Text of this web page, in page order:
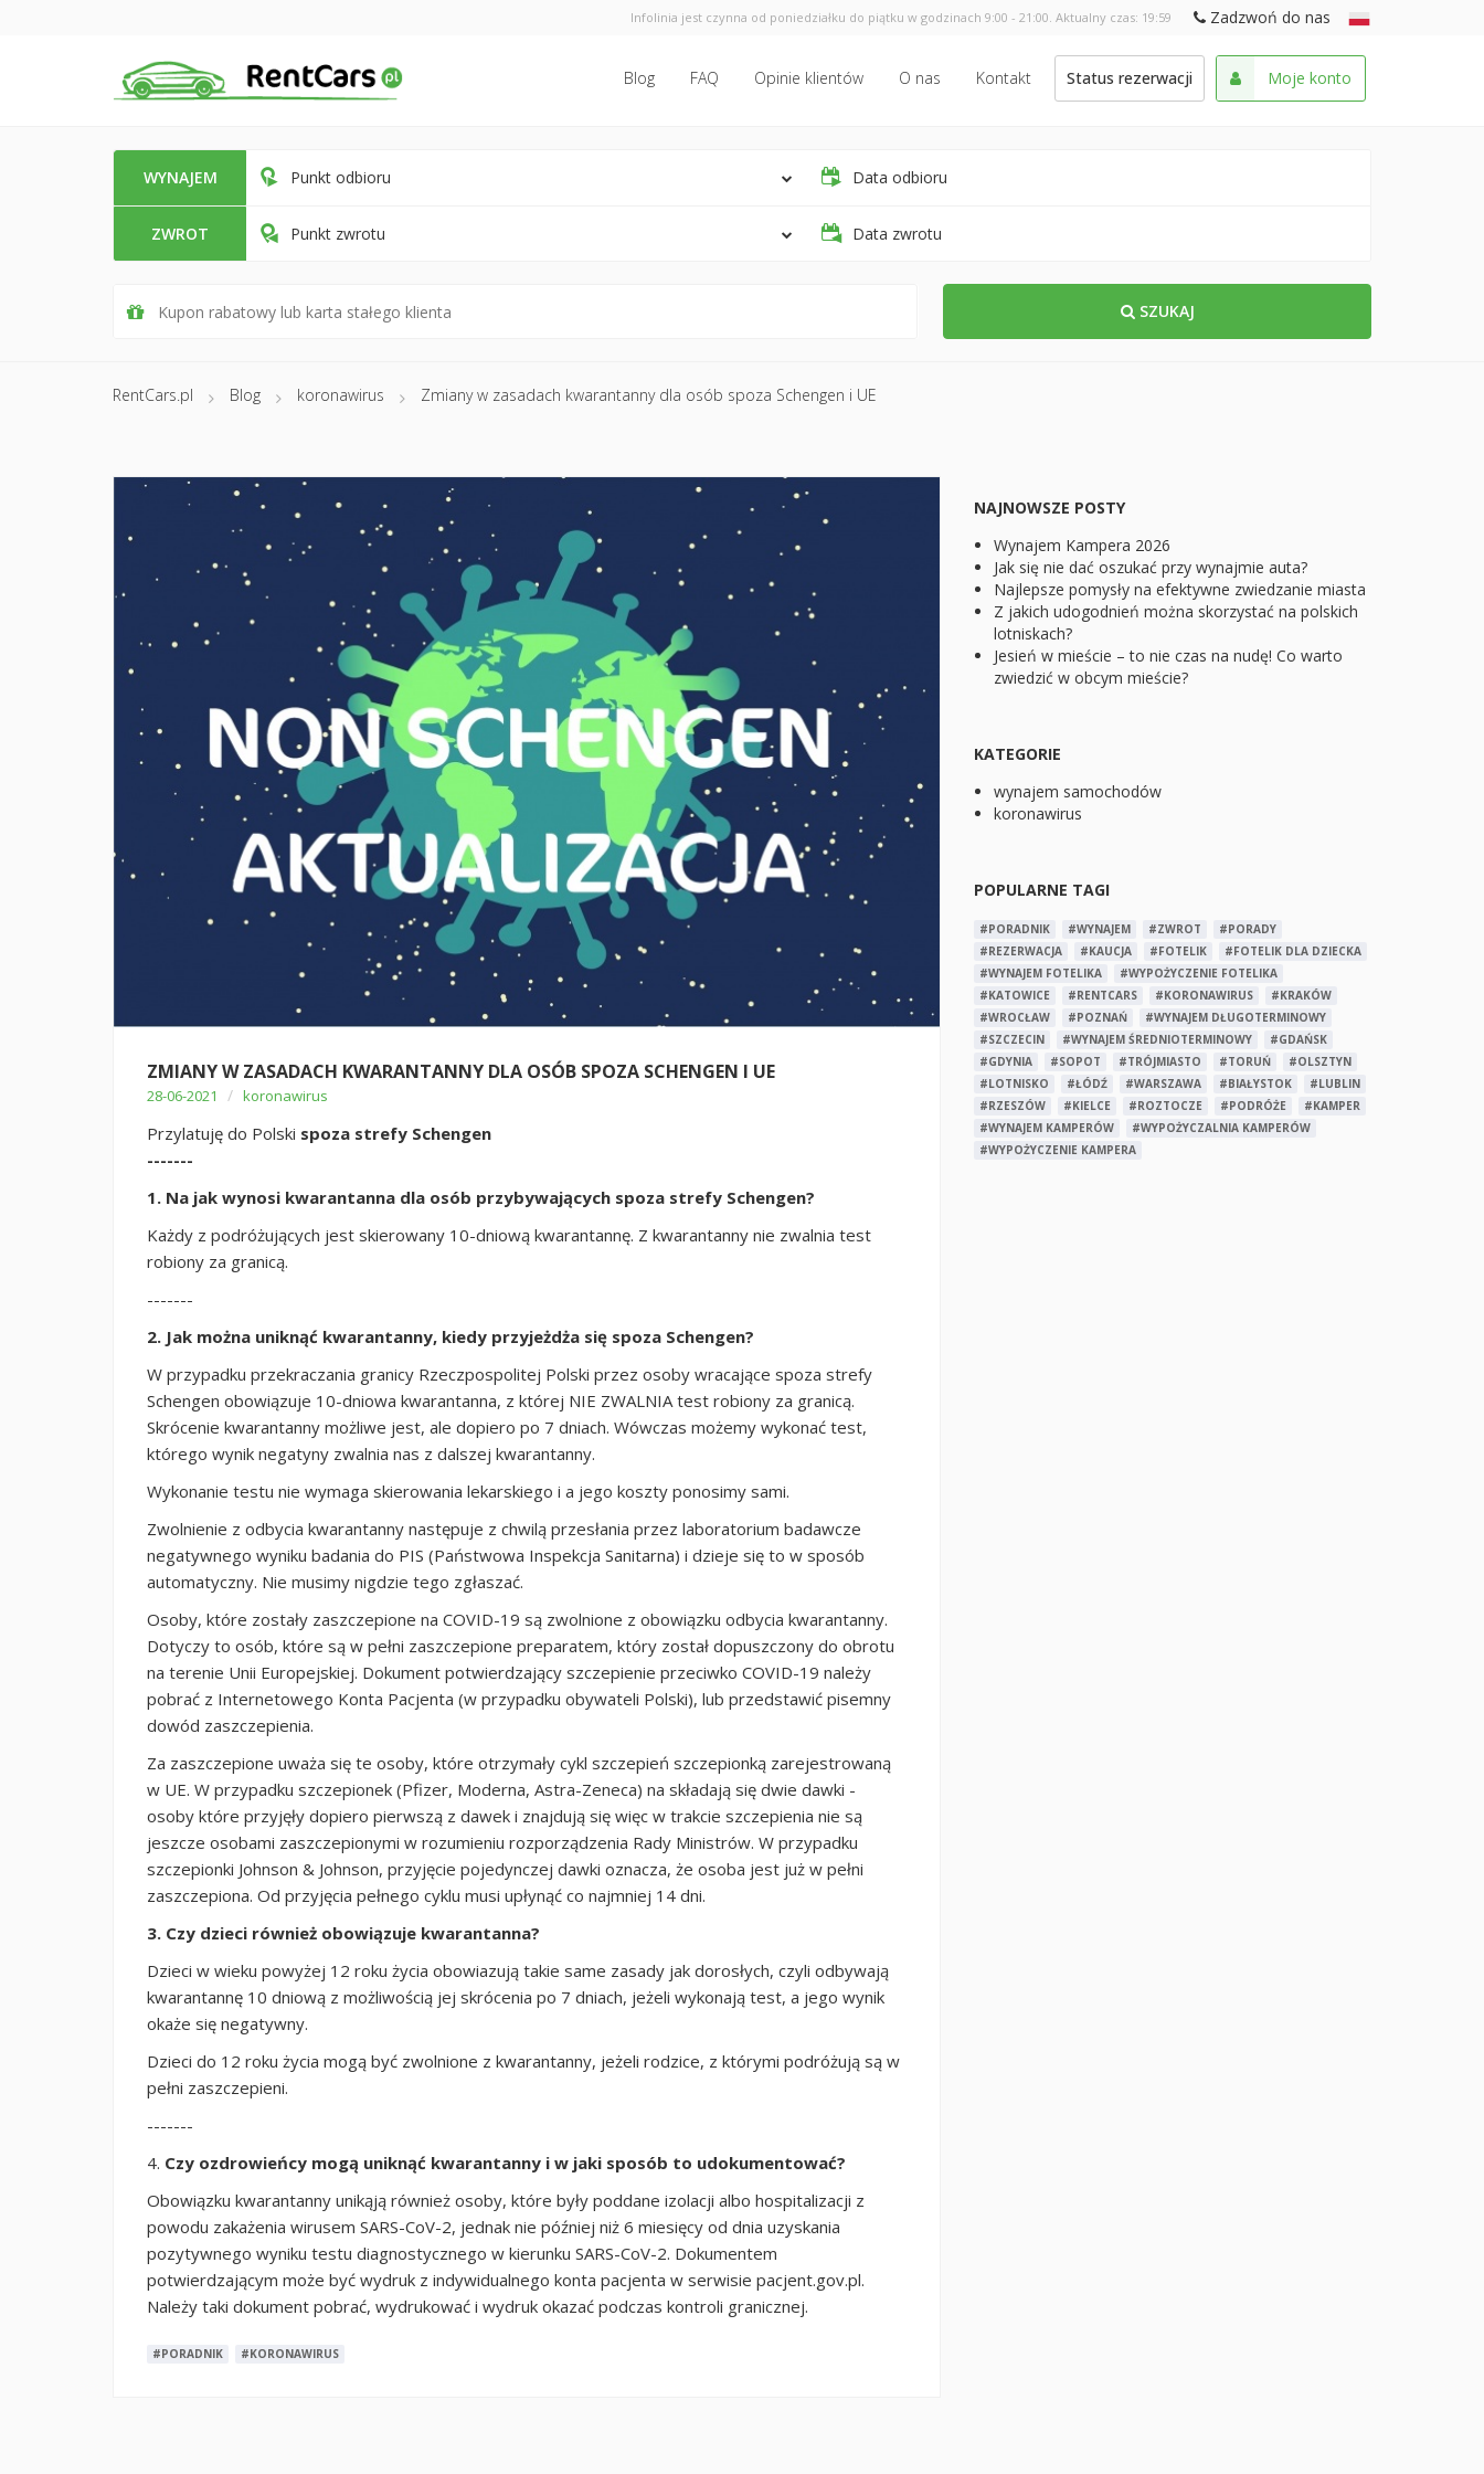
Infolinia jest czynna od poniedziałku do piątku w godzinach 9:00 - 21:00. Aktualny czas: 19:59 Zadzwoń do nas
Blog FAQ Opinie klientów O nas Kontakt Status rezerwacji Moje konto
WYNAJEM Punkt odbioru Data odbioru
ZWROT Punkt zwrotu Data zwrotu
SZUKAJ
RentCars.pl Blog koronawirus Zmiany w zasadach kwarantanny dla osób spoza Schengen i UE
ZMIANY W ZASADACH KWARANTANNY DLA OSÓB SPOZA SCHENGEN I UE
28-06-2021 / koronawirus
Przylatuję do Polski spoza strefy Schengen
-------
1. Na jak wynosi kwarantanna dla osób przybywających spoza strefy Schengen?
Każdy z podróżujących jest skierowany 10-dniową kwarantannę. Z kwarantanny nie zwalnia test
robiony za granicą.
-------
2. Jak można uniknąć kwarantanny, kiedy przyjeżdża się spoza Schengen?
W przypadku przekraczania granicy Rzeczpospolitej Polski przez osoby wracające spoza strefy
Schengen obowiązuje 10-dniowa kwarantanna, z której NIE ZWALNIA test robiony za granicą.
Skrócenie kwarantanny możliwe jest, ale dopiero po 7 dniach. Wówczas możemy wykonać test,
którego wynik negatyny zwalnia nas z dalszej kwarantanny.
Wykonanie testu nie wymaga skierowania lekarskiego i a jego koszty ponosimy sami.
Zwolnienie z odbycia kwarantanny następuje z chwilą przesłania przez laboratorium badawcze
negatywnego wyniku badania do PIS (Państwowa Inspekcja Sanitarna) i dzieje się to w sposób
automatyczny. Nie musimy nigdzie tego zgłaszać.
Osoby, które zostały zaszczepione na COVID-19 są zwolnione z obowiązku odbycia kwarantanny.
Dotyczy to osób, które są w pełni zaszczepione preparatem, który został dopuszczony do obrotu
na terenie Unii Europejskiej. Dokument potwierdzający szczepienie przeciwko COVID-19 należy
pobrać z Internetowego Konta Pacjenta (w przypadku obywateli Polski), lub przedstawić pisemny
dowód zaszczepienia.
Za zaszczepione uważa się te osoby, które otrzymały cykl szczepień szczepionką zarejestrowaną
w UE. W przypadku szczepionek (Pfizer, Moderna, Astra-Zeneca) na składają się dwie dawki -
osoby które przyjęły dopiero pierwszą z dawek i znajdują się więc w trakcie szczepienia nie są
jeszcze osobami zaszczepionymi w rozumieniu rozporządzenia Rady Ministrów. W przypadku
szczepionki Johnson & Johnson, przyjęcie pojedynczej dawki oznacza, że osoba jest już w pełni
zaszczepiona. Od przyjęcia pełnego cyklu musi upłynąć co najmniej 14 dni.
3. Czy dzieci również obowiązuje kwarantanna?
Dzieci w wieku powyżej 12 roku życia obowiazują takie same zasady jak dorosłych, czyli odbywają
kwarantannę 10 dniową z możliwością jej skrócenia po 7 dniach, jeżeli wykonają test, a jego wynik
okaże się negatywny.
Dzieci do 12 roku życia mogą być zwolnione z kwarantanny, jeżeli rodzice, z którymi podróżują są w
pełni zaszczepieni.
-------
4. Czy ozdrowieńcy mogą uniknąć kwarantanny i w jaki sposób to udokumentować?
Obowiązku kwarantanny unikąją również osoby, które były poddane izolacji albo hospitalizacji z
powodu zakażenia wirusem SARS-CoV-2, jednak nie później niż 6 miesięcy od dnia uzyskania
pozytywnego wyniku testu diagnostycznego w kierunku SARS-CoV-2. Dokumentem
potwierdzającym może być wydruk z indywidualnego konta pacjenta w serwisie pacjent.gov.pl.
Należy taki dokument pobrać, wydrukować i wydruk okazać podczas kontroli granicznej.
#PORADNIK #KORONAWIRUS
NAJNOWSZE POSTY
Wynajem Kampera 2026
Jak się nie dać oszukać przy wynajmie auta?
Najlepsze pomysły na efektywne zwiedzanie miasta
Z jakich udogodnień można skorzystać na polskich
lotniskach?
Jesień w mieście – to nie czas na nudę! Co warto
zwiedzić w obcym mieście?
KATEGORIE
wynajem samochodów
koronawirus
POPULARNE TAGI
#PORADNIK #WYNAJEM #ZWROT
#PORADY
#REZERWACJA
#KAUCJA #FOTELIK
#FOTELIK DLA DZIECKA
#WYNAJEM FOTELIKA
#WYPOŻYCZENIE FOTELIKA
#KATOWICE
#RENTCARS #KORONAWIRUS
#KRAKÓW
#WROCŁAW
#POZNAŃ
#WYNAJEM DŁUGOTERMINOWY
#SZCZECIN
#WYNAJEM ŚREDNIOTERMINOWY
#GDAŃSK
#GDYNIA
#SOPOT #TRÓJMIASTO #TORUŃ
#OLSZTYN
#LOTNISKO
#ŁÓDŹ #WARSZAWA #BIAŁYSTOK
#LUBLIN
#RZESZÓW
#KIELCE #ROZTOCZE #PODRÓŻE
#KAMPER
#WYNAJEM KAMPERÓW
#WYPOŻYCZALNIA KAMPERÓW
#WYPOŻYCZENIE KAMPERA